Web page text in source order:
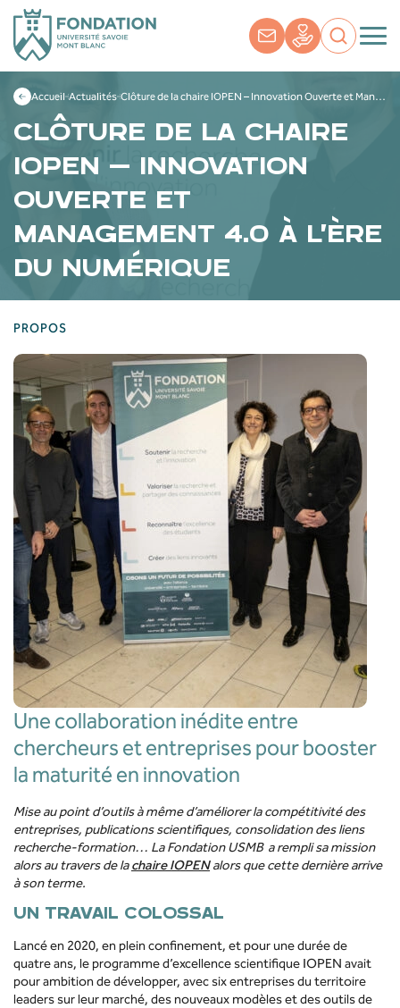
Accueil Actualités Clôture de la chaire IOPEN – Innovation Ouverte et Management 4.0 à l’Ère du Numérique
CLÔTURE DE LA CHAIRE
IOPEN – INNOVATION
OUVERTE ET
MANAGEMENT 4.0 À L’ÈRE
DU NUMÉRIQUE
PROPOS
Une collaboration inédite entre
chercheurs et entreprises pour booster
la maturité en innovation
Mise au point d’outils à même d’améliorer la compétitivité des
entreprises, publications scientifiques, consolidation des liens
recherche-formation… La FondationUSMB arempli sa mission
alors au travers de lachaire IOPENalors que cette dernière arrive
à son terme.
UN TRAVAIL COLOSSAL
Lancé en 2020, en plein confinement, et pour une durée de
quatre ans, le programme d’excellence scientifique IOPEN avait
pour ambition de développer, avec six entreprises du territoire
leaders sur leur marché, des nouveaux modèles et des outils de